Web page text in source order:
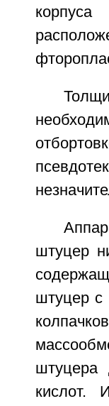
штуцер
штуцер с
штуцера
кислот.